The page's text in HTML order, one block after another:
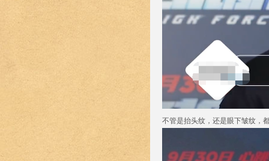
不管是抬头纹，还是眼下皱纹，